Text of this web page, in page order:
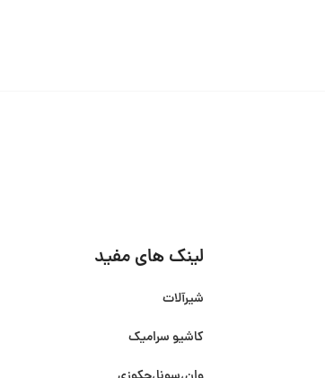
لینک های مفید
شیرآلات
کاشیو سرامیک